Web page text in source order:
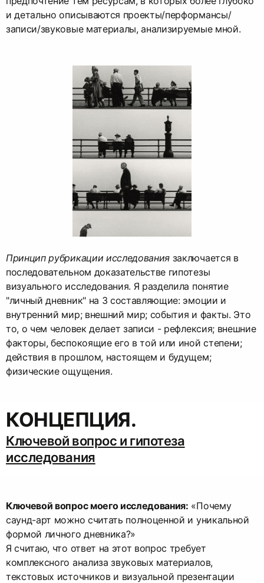
и детально описываются проекты/перформансы/
записи/звуковые материалы, анализируемые мной.
Принцип рубрикации исследования заключается в
последовательном доказательстве гипотезы
визуального исследования. Я разделила понятие
"личный дневник" на 3 составляющие: эмоции и
внутренний мир; внешний мир; события и факты. Это
то, о чем человек делает записи - рефлексия; внешние
факторы, беспокоящие его в той или иной степени;
действия в прошлом, настоящем и будущем;
физические ощущения.
КОНЦЕПЦИЯ.
Ключевой вопрос и гипотеза
исследования
Ключевой вопрос моего исследования: «Почему
саунд-арт можно считать полноценной и уникальной
формой личного дневника?»
Я считаю, что ответ на этот вопрос требует
комплексного анализа звуковых материалов,
текстовых источников и визуальной презентации